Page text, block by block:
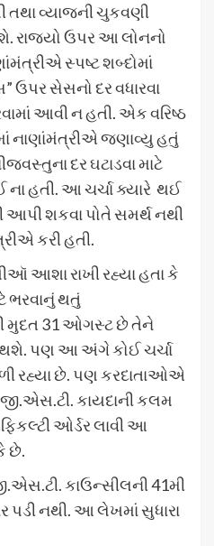
તથા વ્યાજની ચુકવણી
રાજ્યો ઉપર આ લોનનો
સ્પષ્ટ શબ્દોમાં
ઉપર સેસનો દર વધારવા
આવી ન હતી. એક વરિષ્ઠ
નાણાંમંત્રીએ જણાવ્યુ હતું
દર ઘટાડવા માટે
ના હતી. આ ચર્ચા ક્યારે થઈ
શકવા પોતે સમર્થ નથી
કરી હતી.
આશા રાખી રહ્યા હતા કે
ભરવાનું થતું
મુદત 31 ઓગસ્ટ છે તેને
થશે. પણ આ અંગે કોઈ ચર્ચા
રહ્યા છે. પણ કરદાતાઓએ
કાયદાની કલમ
ઓર્ડર લાવી આ
છે.
કાઉન્સીલની 41મી
પડી નથી. આ લેખમાં સુધારા